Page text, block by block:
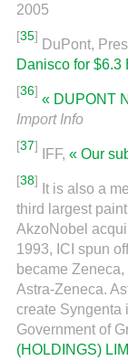
2005
[35]
DuPont,
Danisco for $6.3
[36]
« DUPONT
Import Info
[37]
IFF, « Our
[38]
It is also a
third largest
AkzoNobel
1993, ICI spun
became
Astra-Zeneca.
create Syngenta
Government of
(HOLDINGS)